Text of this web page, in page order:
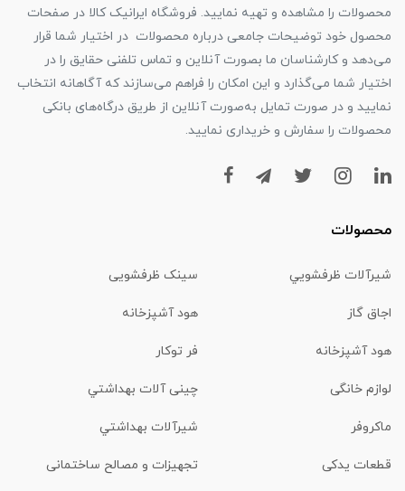
محصولات را مشاهده و تهیه نمایید. فروشگاه ایرانیک کالا در صفحات
محصول خود توضیحات جامعی درباره محصولات در اختیار شما قرار
می‌دهد و کارشناسان ما بصورت آنلاین و تماس تلفنی حقایق را در
اختیار شما می‌گذارد و این امکان را فراهم می‌سازند که آگاهانه انتخاب
نمایید و در صورت تمایل به‌صورت آنلاین از طریق درگاه‌های بانکی
محصولات را سفارش و خریداری نمایید.
محصولات
شیرآلات ظرفشويي سینک ظرفشویی
اجاق گاز هود آشپزخانه
هود آشپزخانه فر توکار
لوازم خانگی چینی آلات بهداشتي
ماكروفر شیرآلات بهداشتي
قطعات یدکی تجهیزات و مصالح ساختمانی